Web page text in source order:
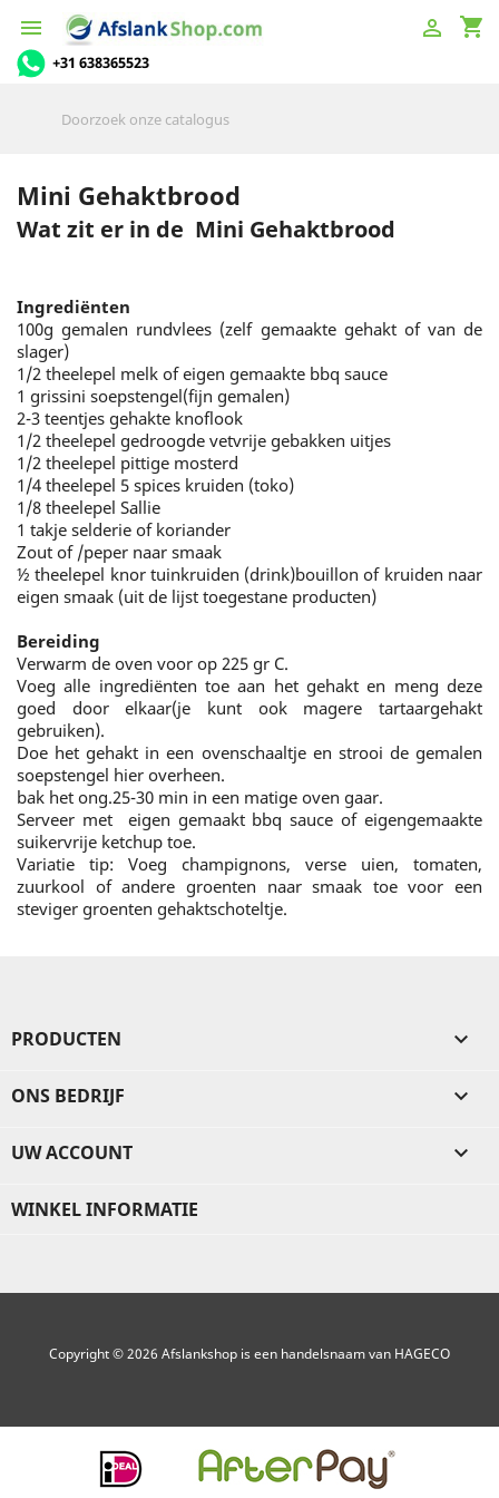
 shopping_cart

+31 638365523
Mini Gehaktbrood
Wat zit er in de Mini Gehaktbrood
Ingrediënten
100g gemalen rundvlees (zelf gemaakte gehakt of van de
slager)
1/2 theelepel melk of eigen gemaakte bbq sauce
1 grissini soepstengel(fijn gemalen)
2-3 teentjes gehakte knoflook
1/2 theelepel gedroogde vetvrije gebakken uitjes
1/2 theelepel pittige mosterd
1/4 theelepel 5 spices kruiden (toko)
1/8 theelepel Sallie
1 takje selderie of koriander
Zout of /peper naar smaak
½ theelepel knor tuinkruiden (drink)bouillon of kruiden naar
eigen smaak (uit de lijst toegestane producten)
Bereiding
Verwarm de oven voor op 225 gr C.
Voeg alle ingrediënten toe aan het gehakt en meng deze
goed door elkaar(je kunt ook magere tartaargehakt
gebruiken).
Doe het gehakt in een ovenschaaltje en strooi de gemalen
soepstengel hier overheen.
bak het ong.25-30 min in een matige oven gaar.
Serveer met eigen gemaakt bbq sauce of eigengemaakte
suikervrije ketchup toe.
Variatie tip: Voeg champignons, verse uien, tomaten,
zuurkool of andere groenten naar smaak toe voor een
steviger groenten gehaktschoteltje.
PRODUCTEN 
ONS BEDRIJF 
UW ACCOUNT 
WINKEL INFORMATIE
Copyright © 2026 Afslankshop is een handelsnaam van HAGECO